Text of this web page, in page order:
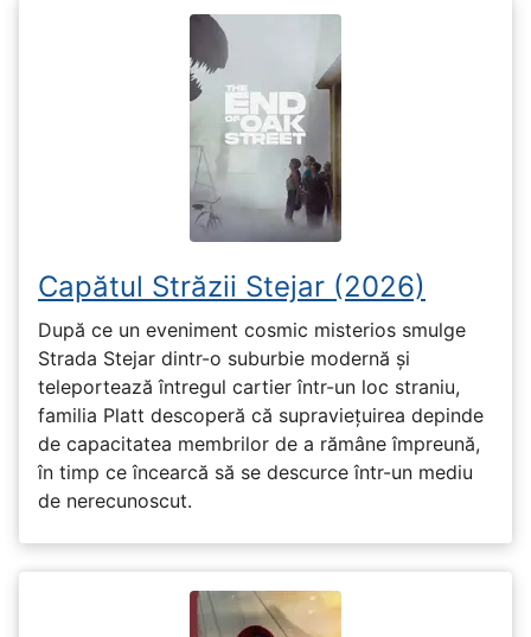
Capătul Străzii Stejar (2026)
După ce un eveniment cosmic misterios smulge
Strada Stejar dintr-o suburbie modernă și
teleportează întregul cartier într-un loc straniu,
familia Platt descoperă că supraviețuirea depinde
de capacitatea membrilor de a rămâne împreună,
în timp ce încearcă să se descurce într-un mediu
de nerecunoscut.